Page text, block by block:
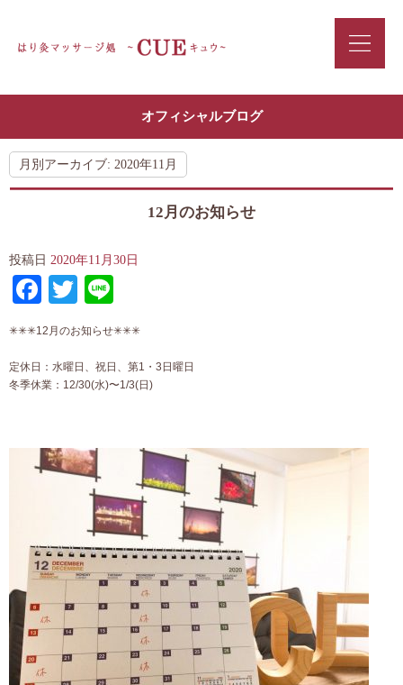
オフィシャルブログ
月別アーカイブ: 2020年11月
12月のお知らせ
投稿日 2020年11月30日
Facebook
Twitter
✳︎✳︎✳︎12月のお知らせ✳︎✳︎✳︎
定休日：水曜日、祝日、第1・3日曜日
冬季休業：12/30(水)〜1/3(日)